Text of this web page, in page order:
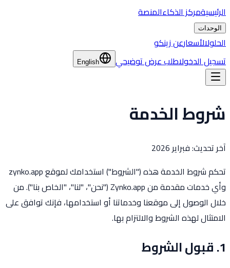
الرئيسيةمركز الذكاءالمنصة
الوحدات
الحلولالأسعارعن زينكو
تسجيل الدخولاطلب عرض توضيحي English
شروط الخدمة
آخر تحديث: فبراير 2026
تحكم شروط الخدمة هذه ("الشروط") استخدامك لموقع zynko.app
وأي خدمات مقدمة من Zynko.app ("نحن"، "لنا"، "الخاص بنا"). من
خلال الوصول إلى موقعنا وخدماتنا أو استخدامها، فإنك توافق على
الامتثال لهذه الشروط والالتزام بها.
1. قبول الشروط